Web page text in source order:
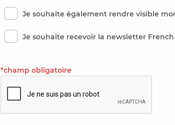
Je souhaite également rendre visible
Je souhaite recevoir la newsletter French
*champ obligatoire